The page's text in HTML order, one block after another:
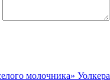
молочника»